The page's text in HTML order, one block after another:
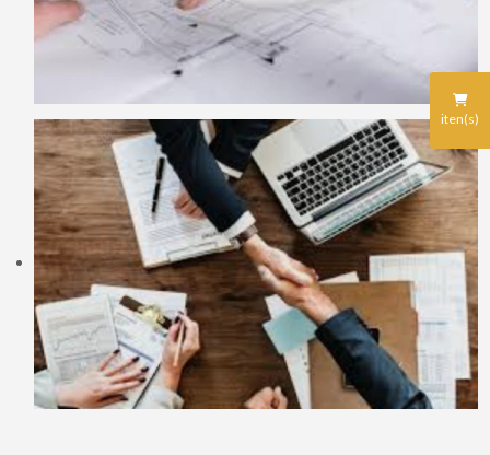
iten(s)